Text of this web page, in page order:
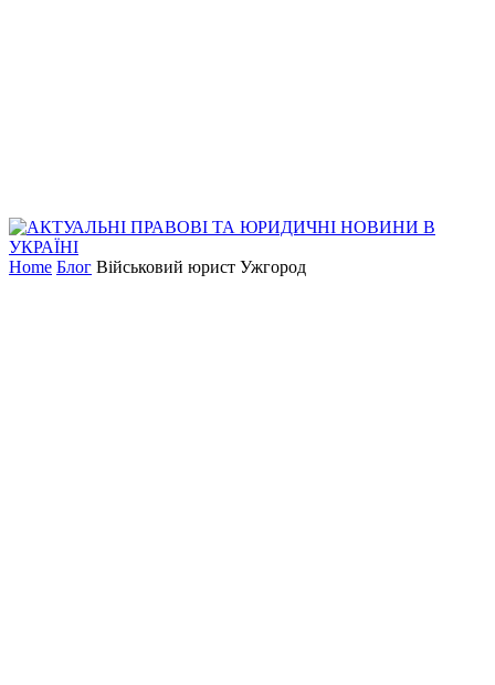
Home Блог Військовий юрист Ужгород